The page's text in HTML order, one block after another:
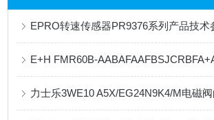
EPRO转速传感器PR9376系列产品技术
E+H FMR60B-
力士乐3WE10 A5X/EG24N9K4/M电磁